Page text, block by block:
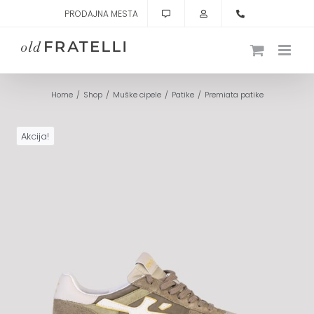
content
PRODAJNA MESTA
Home Shop Muške cipele Patike Premiata patike
Akcija!